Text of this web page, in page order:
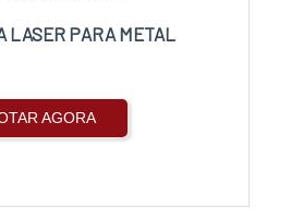
LASER PARA METAL
AGORA